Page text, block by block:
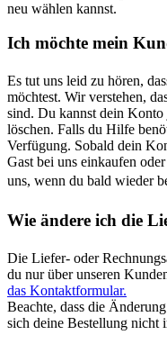
neu wählen kannst.
Ich möchte mein
Es tut uns leid zu hören,
möchtest. Wir verstehen,
sind. Du kannst dein
löschen. Falls du Hilfe
Verfügung. Sobald dein
Gast bei uns einkaufen
uns, wenn du bald wieder
Wie ändere ich die
Die Liefer- oder
du nur über unseren
das Kontaktformular.
Beachte, dass die
sich deine Bestellung nicht